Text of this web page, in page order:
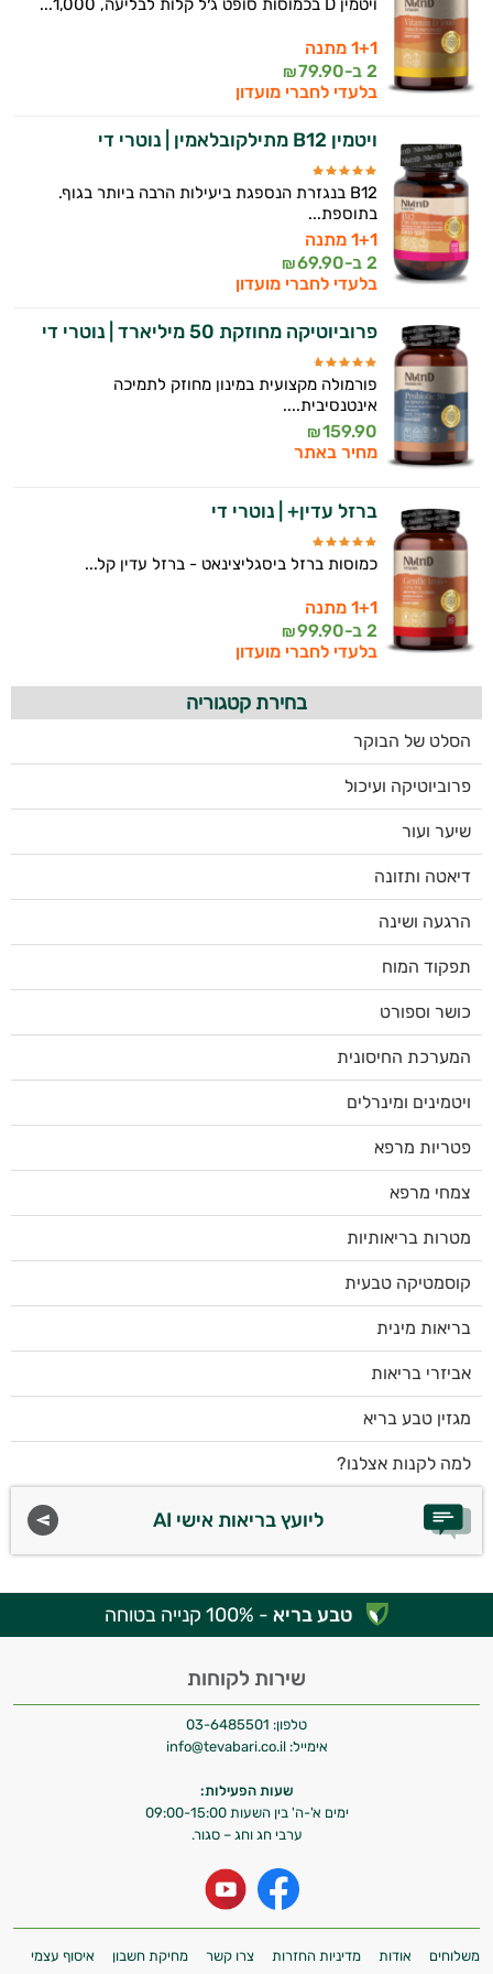
ויטמין D בכמוסות סופט ג׳ל קלות לבליעה, 1,000...
1+1 מתנה
2 ב-
79.90
₪
בלעדי לחברי מועדון
ויטמין B12 מתילקובלאמין | נוטרי די
B12 בנגזרת הנספגת ביעילות הרבה ביותר בגוף.
בתוספת...
1+1 מתנה
2 ב-
69.90
₪
בלעדי לחברי מועדון
פרוביוטיקה מחוזקת 50 מיליארד | נוטרי די
פורמולה מקצועית במינון מחוזק לתמיכה
אינטנסיבית....
159.90
₪
מחיר באתר
ברזל עדין+ | נוטרי די
כמוסות ברזל ביסגליצינאט - ברזל עדין קל...
1+1 מתנה
2 ב-
99.90
₪
בלעדי לחברי מועדון
בחירת קטגוריה
הסלט של הבוקר
פרוביוטיקה ועיכול
שיער ועור
דיאטה ותזונה
הרגעה ושינה
תפקוד המוח
כושר וספורט
המערכת החיסונית
ויטמינים ומינרלים
פטריות מרפא
צמחי מרפא
מטרות בריאותיות
קוסמטיקה טבעית
בריאות מינית
אביזרי בריאות
מגזין טבע בריא
למה לקנות אצלנו?
ליועץ בריאות אישי AI
טבע בריא - 100% קנייה בטוחה
שירות לקוחות
טלפון: 03-6485501
אימייל: info@tevabari.co.il
שעות הפעילות:
ימים א'-ה' בין השעות 09:00-15:00
ערבי חג וחג – סגור.
משלוחים אודות מדיניות החזרות צרו קשר מחיקת חשבון איסוף עצמי